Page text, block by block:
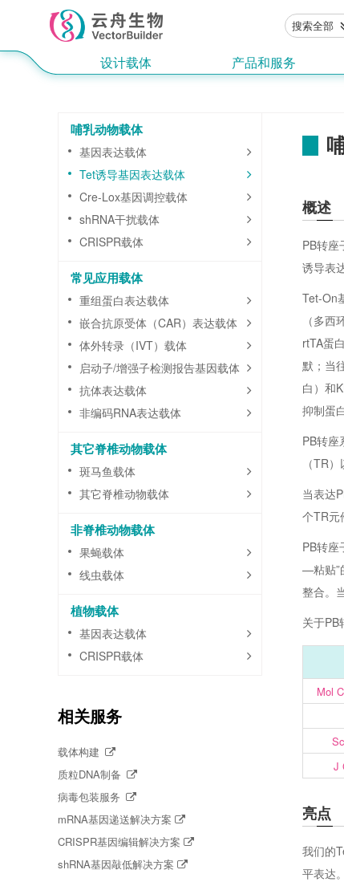
搜索全部
设计载体 产品和服务
哺乳动物载体
基因表达载体
Tet诱导基因表达载体
Cre-Lox基因调控载体
shRNA干扰载体
CRISPR载体
常见应用载体
重组蛋白表达载体
嵌合抗原受体（CAR）表达载体
体外转录（IVT）载体
启动子/增强子检测报告基因载体
抗体表达载体
非编码RNA表达载体
其它脊椎动物载体
斑马鱼载体
其它脊椎动物载体
非脊椎动物载体
果蝇载体
线虫载体
植物载体
基因表达载体
CRISPR载体
相关服务
载体构建
质粒DNA制备
病毒包装服务
mRNA基因递送解决方案
CRISPR基因编辑解决方案
shRNA基因敲低解决方案
概述
PB转座
诱导表
Tet-On
（多
rtTA蛋
默；当
白）和
抑制蛋
PB转座
（TR
当表达
个TR元
PB转座
—粘贴”
整合。
关于PB
Mol
J
亮点
我们的
平表达